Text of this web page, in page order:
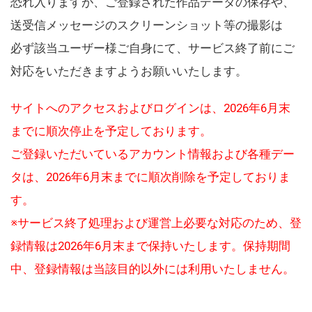
送受信メッセージのスクリーンショット等の撮影は
必ず該当ユーザー様ご自身にて、サービス終了前にご
対応をいただきますようお願いいたします。
サイトへのアクセスおよびログインは、2026年6月末
までに順次停止を予定しております。
ご登録いただいているアカウント情報および各種デー
タは、2026年6月末までに順次削除を予定しておりま
す。
※サービス終了処理および運営上必要な対応のため、登
録情報は2026年6月末まで保持いたします。保持期間
中、登録情報は当該目的以外には利用いたしません。